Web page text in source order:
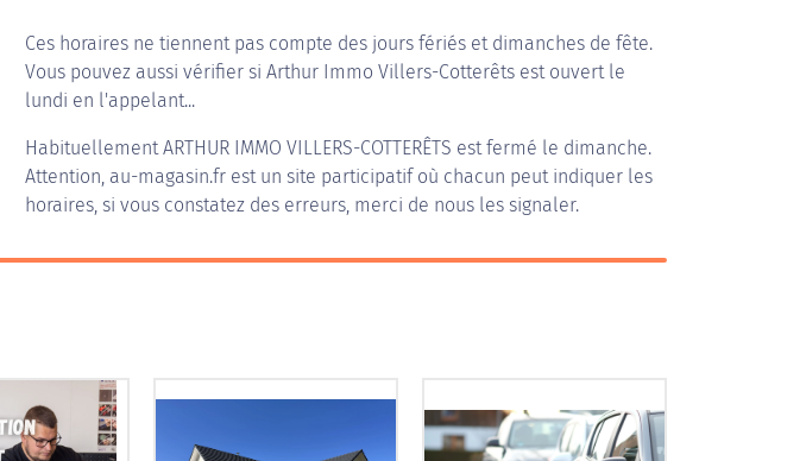
Ces horaires ne tiennent pas compte des jours fériés et dimanches de fête.
Vous pouvez aussi vérifier si Arthur Immo Villers-Cotterêts est ouvert le
lundi en l'appelant...
HabituellementARTHUR IMMO VILLERS-COTTERÊTS est fermé le dimanche.
Attention, au-magasin.fr est un site participatif où chacun peut indiquer les
horaires, si vous constatez des erreurs, merci de nous les signaler.